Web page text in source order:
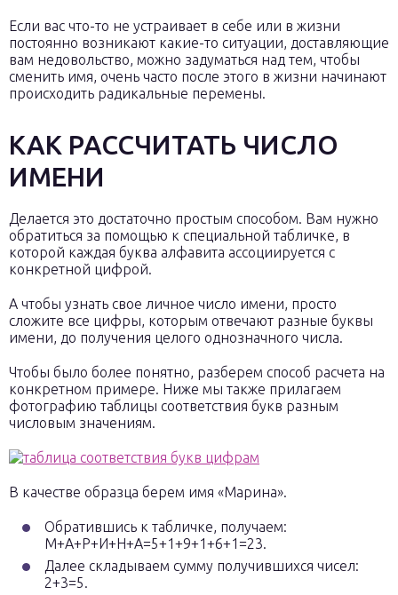
Если вас что-то не устраивает в себе или в жизни
постоянно возникают какие-то ситуации, доставляющие
вам недовольство, можно задуматься над тем, чтобы
сменить имя, очень часто после этого в жизни начинают
происходить радикальные перемены.
КАК РАССЧИТАТЬ ЧИСЛО
ИМЕНИ
Делается это достаточно простым способом. Вам нужно
обратиться за помощью к специальной табличке, в
которой каждая буква алфавита ассоциируется с
конкретной цифрой.
А чтобы узнать свое личное число имени, просто
сложите все цифры, которым отвечают разные буквы
имени, до получения целого однозначного числа.
Чтобы было более понятно, разберем способ расчета на
конкретном примере. Ниже мы также прилагаем
фотографию таблицы соответствия букв разным
числовым значениям.
В качестве образца берем имя «Марина».
Обратившись к табличке, получаем:
М+А+Р+И+Н+А=5+1+9+1+6+1=23.
Далее складываем сумму получившихся чисел:
2+3=5.